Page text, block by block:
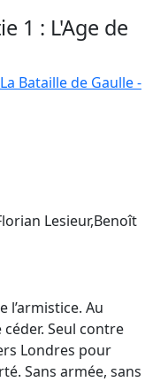
1 : L'Age de
Bataille de Gaulle -
Lesieur,Benoît
l’armistice. Au
Seul contre
Londres pour
Sans armée, sans